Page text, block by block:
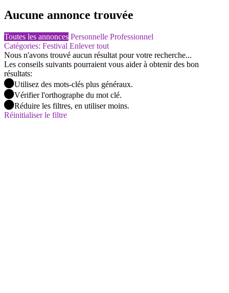
Aucune annonce trouvée
Toutes les annonces Personnelle Professionnel
Catégories: Festival Enlever tout
Nous n'avons trouvé aucun résultat pour votre recherche...
Les conseils suivants pourraient vous aider à obtenir des bon
résultats:
Utilisez des mots-clés plus généraux.
Vérifier l'orthographe du mot clé.
Réduire les filtres, en utiliser moins.
Réinitialiser le filtre